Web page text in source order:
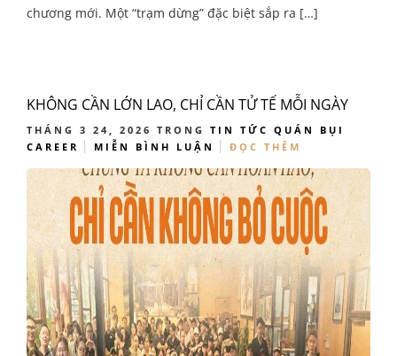
chương mới. Một “trạm dừng” đặc biệt sắp ra […]
KHÔNG CẦN LỚN LAO, CHỈ CẦN TỬ TẾ MỖI NGÀY
THÁNG 3 24, 2026 TRONG TIN TỨC QUÁN BỤI
CAREER
MIỄN BÌNH LUẬN ĐỌC THÊM